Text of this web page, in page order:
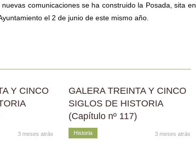
comunicaciones se ha construido la Posada, sita en
el 2 de junio de este mismo año.
Y CINCO
3 meses atrás
GALERA TREINTA Y CINCO
SIGLOS DE HISTORIA
(Capítulo nº 117)
Historia 3 meses atrás